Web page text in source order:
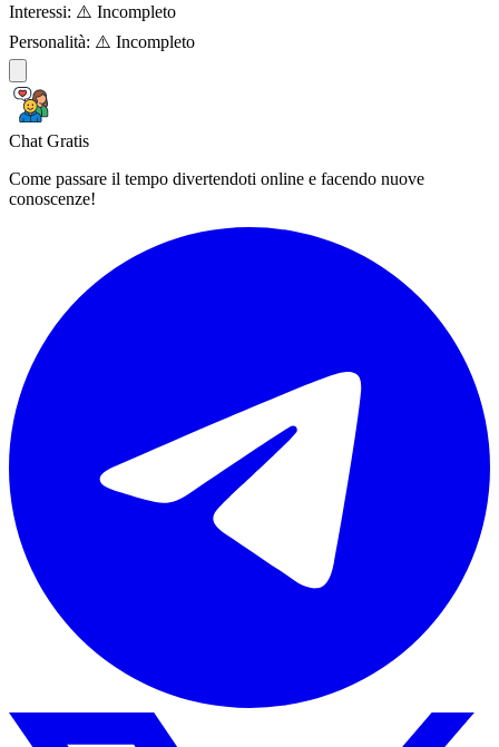
Interessi: ⚠️ Incompleto
Personalità: ⚠️ Incompleto
Chat Gratis
Come passare il tempo divertendoti online e facendo nuove
conoscenze!